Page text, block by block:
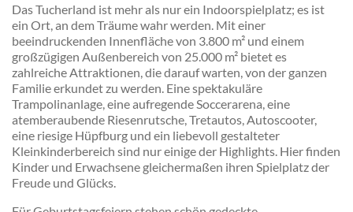
Das Tucherland ist mehr als nur ein Indoorspielplatz; es ist
ein Ort, an dem Träume wahr werden. Mit einer
beeindruckenden Innenfläche von 3.800 m² und einem
großzügigen Außenbereich von 25.000 m² bietet es
zahlreiche Attraktionen, die darauf warten, von der ganzen
Familie erkundet zu werden. Eine spektakuläre
Trampolinanlage, eine aufregende Soccerarena, eine
atemberaubende Riesenrutsche, Tretautos, Autoscooter,
eine riesige Hüpfburg und ein liebevoll gestalteter
Kleinkinderbereich sind nur einige der Highlights. Hier finden
Kinder und Erwachsene gleichermaßen ihren Spielplatz der
Freude und Glücks.